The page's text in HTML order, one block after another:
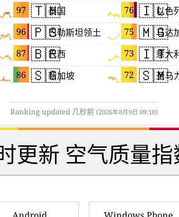
97
96
87
86
🇹🇭 76
泰国
🇵🇸 75
巴勒斯坦领土
🇧🇷 73
巴西
🇸🇬 72
新加坡
🇮🇱
以色
🇲🇬
马达
🇮🇹
意大
🇸🇲
圣马
Ranking updated 几秒前 (2026年8月9日 09:10)
更新 空气质量